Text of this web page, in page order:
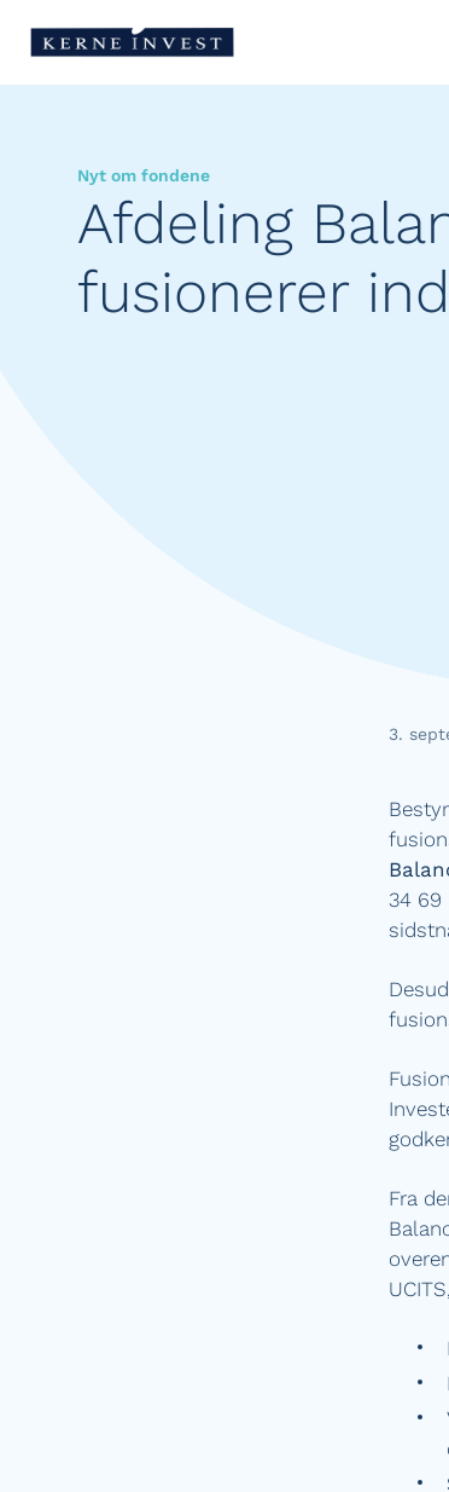
Nyt om fondene
Afdeling
fusionerer
3.
34 69
Fra